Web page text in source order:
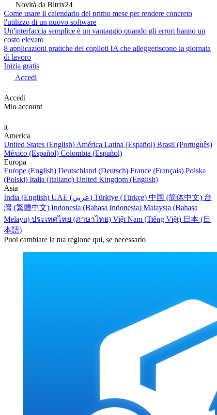
Novità da Bitrix24
Come usare il calendario del primo mese per rendere concreto
l'utilizzo di un nuovo software
Un'interfaccia semplice è un vantaggio quando gli errori hanno un
costo elevato
8 applicazioni pratiche dei copiloti IA che alleggeriscono la giornata
di lavoro
Inizia gratis
Accedi
Accedi
Mio account
it
America
United States (English) América Latina (Español) Brasil (Português)
México (Español) Colombia (Español)
Europa
Europe (English) Deutschland (Deutsch) France (Français) Polska
(Polski) Italia (Italiano) United Kingdom (English)
Asia
India (English)
UAE (عربي) Türkiye (Türkçe) 中国 (简体中文) 台
灣 (繁體中文) Indonesia (Bahasa Indonesia) Malaysia (Bahasa
Melayu) ประเทศไทย (ภาษาไทย) Việt Nam (Tiếng Việt) 日本 (日
本語)
Puoi cambiare la tua regione qui, se necessario